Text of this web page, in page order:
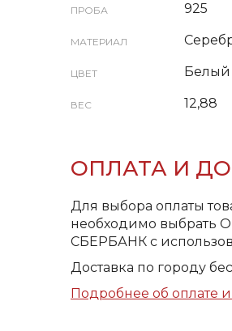
ПРОБА 925
МАТЕРИАЛ
ЦВЕТ Белый
ВЕС 12,88
ОПЛАТА И
Для выбора оплаты
необходимо выбрать
СБЕРБАНК с
Доставка по городу
Подробнее об оплате и